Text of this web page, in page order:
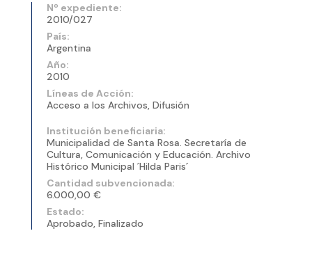
Nº expediente:
2010/027
País:
Argentina
Año:
2010
Líneas de Acción:
Acceso a los Archivos, Difusión
Institución beneficiaria:
Municipalidad de Santa Rosa. Secretaría de
Cultura, Comunicación y Educación. Archivo
Histórico Municipal ´Hilda Paris´
Cantidad subvencionada:
6.000,00 €
Estado:
Aprobado, Finalizado